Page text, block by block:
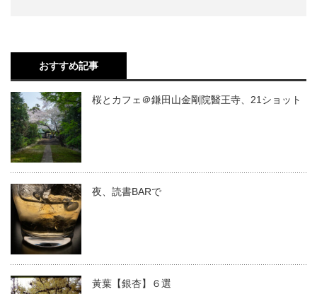
おすすめ記事
桜とカフェ＠鎌田山金剛院醫王寺、21ショット
夜、読書BARで
黃葉【銀杏】６選